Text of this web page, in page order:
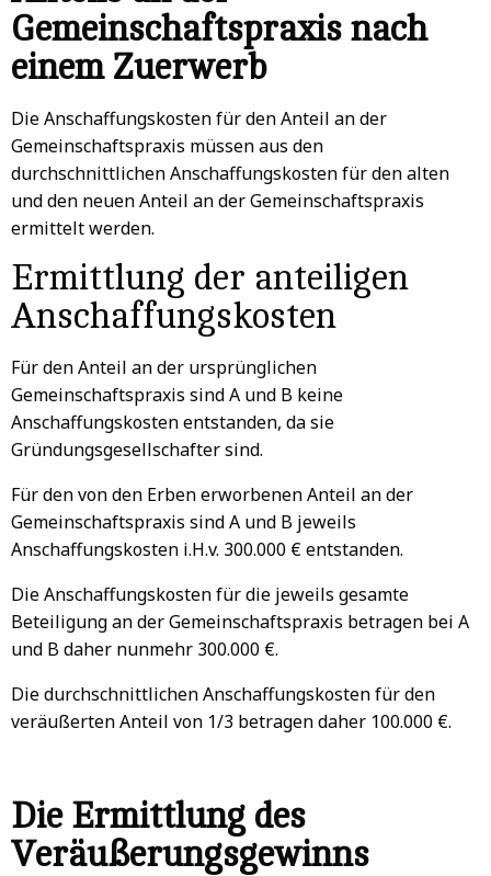
Gemeinschaftspraxis nach
einem Zuerwerb
Die Anschaffungskosten für den Anteil an der
Gemeinschaftspraxis müssen aus den
durchschnittlichen Anschaffungskosten für den alten
und den neuen Anteil an der Gemeinschaftspraxis
ermittelt werden.
Ermittlung der anteiligen
Anschaffungskosten
Für den Anteil an der ursprünglichen
Gemeinschaftspraxis sind A und B keine
Anschaffungskosten entstanden, da sie
Gründungsgesellschafter sind.
Für den von den Erben erworbenen Anteil an der
Gemeinschaftspraxis sind A und B jeweils
Anschaffungskosten i.H.v. 300.000 € entstanden.
Die Anschaffungskosten für die jeweils gesamte
Beteiligung an der Gemeinschaftspraxis betragen bei A
und B daher nunmehr 300.000 €.
Die durchschnittlichen Anschaffungskosten für den
veräußerten Anteil von 1/3 betragen daher 100.000 €.
Die Ermittlung des
Veräußerungsgewinns